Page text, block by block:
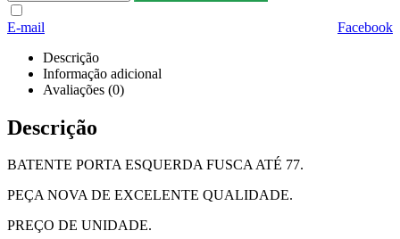
Facebook
E-mail
Descrição
Informação adicional
Avaliações (0)
Descrição
BATENTE PORTA ESQUERDA FUSCA ATÉ 77.
PEÇA NOVA DE EXCELENTE QUALIDADE.
PREÇO DE UNIDADE.